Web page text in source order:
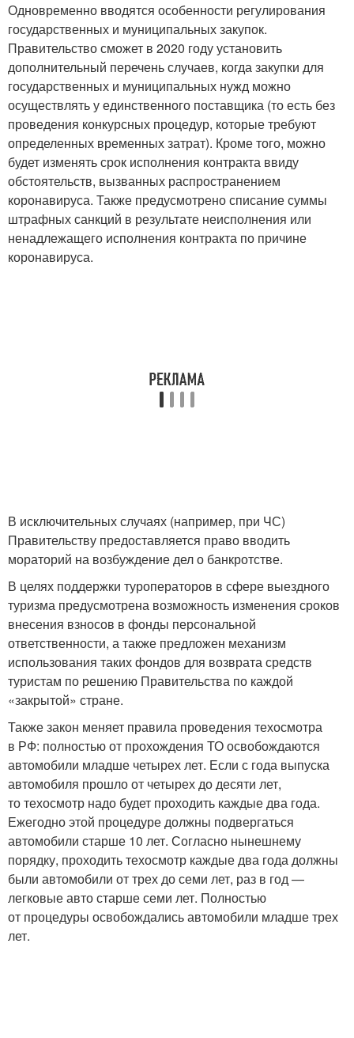
Одновременно вводятся особенности регулирования
государственных и муниципальных закупок.
Правительство сможет в 2020 году установить
дополнительный перечень случаев, когда закупки для
государственных и муниципальных нужд можно
осуществлять у единственного поставщика (то есть без
проведения конкурсных процедур, которые требуют
определенных временных затрат). Кроме того, можно
будет изменять срок исполнения контракта ввиду
обстоятельств, вызванных распространением
коронавируса. Также предусмотрено списание суммы
штрафных санкций в результате неисполнения или
ненадлежащего исполнения контракта по причине
коронавируса.
В исключительных случаях (например, при ЧС)
Правительству предоставляется право вводить
мораторий на возбуждение дел о банкротстве.
В целях поддержки туроператоров в сфере выездного
туризма предусмотрена возможность изменения сроков
внесения взносов в фонды персональной
ответственности, а также предложен механизм
использования таких фондов для возврата средств
туристам по решению Правительства по каждой
«закрытой» стране.
Также закон меняет правила проведения техосмотра
в РФ: полностью от прохождения ТО освобождаются
автомобили младше четырех лет. Если с года выпуска
автомобиля прошло от четырех до десяти лет,
то техосмотр надо будет проходить каждые два года.
Ежегодно этой процедуре должны подвергаться
автомобили старше 10 лет. Согласно нынешнему
порядку, проходить техосмотр каждые два года должны
были автомобили от трех до семи лет, раз в год —
легковые авто старше семи лет. Полностью
от процедуры освобождались автомобили младше трех
лет.